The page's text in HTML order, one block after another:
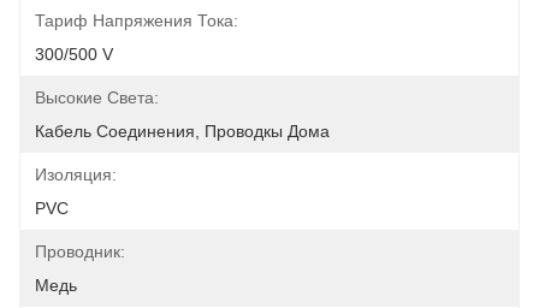
Тариф Напряжения Тока:
300/500 V
Высокие Света:
Кабель Соединения, Проводкы Дома
Изоляция:
PVC
Проводник:
Медь